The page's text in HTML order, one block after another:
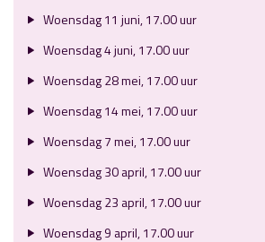
Woensdag 11 juni, 17.00 uur
Woensdag 4 juni, 17.00 uur
Woensdag 28 mei, 17.00 uur
Woensdag 14 mei, 17.00 uur
Woensdag 7 mei, 17.00 uur
Woensdag 30 april, 17.00 uur
Woensdag 23 april, 17.00 uur
Woensdag 9 april, 17.00 uur